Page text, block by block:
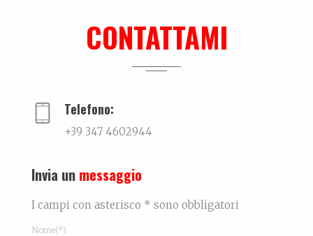
Trovare l'equilibrio causa belle cose. Un viaggio...
CONTATTAMI
Telefono:
+39 347 4602944
Invia un messaggio
I campi con asterisco * sono obbligatori
Nome(*)